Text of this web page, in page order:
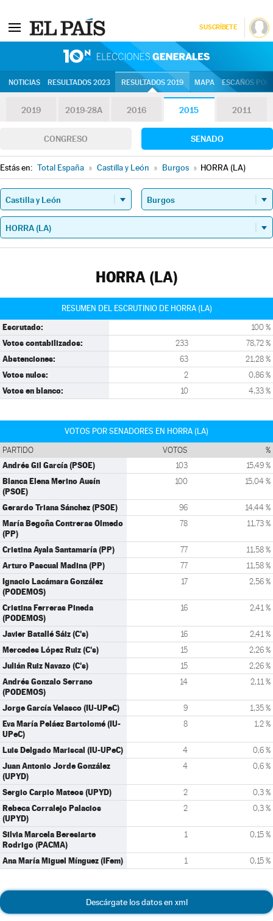
SUSCRÍBETE
NOTICIAS RESULTADOS 2023 RESULTADOS 2019 MAPA ESCAÑOS
2019 2019-28A 2016 2015 2011
CONGRESO SENADO
Estás en: Total España » Castilla y León » Burgos » HORRA (LA)
HORRA (LA)
RESUMEN DEL ESCRUTINIO DE HORRA (LA)
Escrutado: 100 %
Votos contabilizados: 233 78,72 %
Abstenciones: 63 21,28 %
Votos nulos: 2 0,86 %
Votos en blanco: 10 4,33 %
VOTOS POR SENADORES EN HORRA (LA)
PARTIDO VOTOS %
Andrés Gil García (PSOE) 103 15,49 %
Blanca Elena Merino Ausín
(PSOE)
100 15,04 %
Gerardo Triana Sánchez (PSOE) 96 14,44 %
María Begoña Contreras Olmedo
(PP)
78 11,73 %
Cristina Ayala Santamaría (PP) 77 11,58 %
Arturo Pascual Madina (PP) 77 11,58 %
Ignacio Lacámara González
(PODEMOS)
17 2,56 %
Cristina Ferreras Pineda
(PODEMOS)
16 2,41 %
Javier Batallé Sáiz (C's) 16 2,41 %
Mercedes López Ruiz (C's) 15 2,26 %
Julián Ruiz Navazo (C's) 15 2,26 %
Andrés Gonzalo Serrano
(PODEMOS)
14 2,11 %
Jorge García Velasco (IU-UPeC) 9 1,35 %
Eva María Peláez Bartolomé (IU-
UPeC)
8 1,2 %
Luis Delgado Mariscal (IU-UPeC) 4 0,6 %
Juan Antonio Jorde González
(UPYD)
4 0,6 %
Sergio Carpio Mateos (UPYD) 2 0,3 %
Rebeca Corralejo Palacios
(UPYD)
2 0,3 %
Silvia Marcela Beresiarte
Rodrigo (PACMA)
1 0,15 %
Ana María Miguel Mínguez (IFem) 1 0,15 %
Descárgate los datos en xml